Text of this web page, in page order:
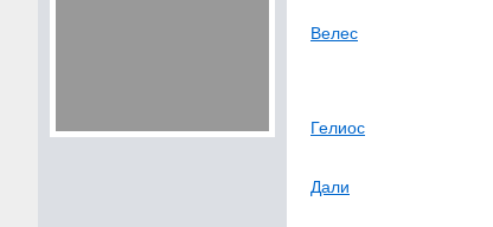
Велес
Гелиос
Дали